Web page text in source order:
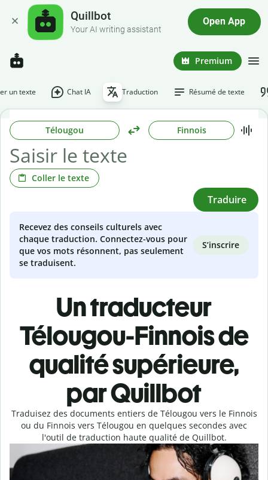
Quillbot
Your AI writing assistant
Open App
Premium
un texte Chat IA Traduction Résumé de texte
Télougou Finnois
Coller le texte
Traduire
Recevez des conseils culturels avec
chaque traduction. Connectez-vous pour
que vos mots résonnent, pas seulement
se traduisent.
S’inscrire
Un traducteur
Télougou-Finnois de
qualité supérieure,
par Quillbot
Traduisez des documents entiers de Télougou vers le Finnois
ou du Finnois vers Télougou en quelques secondes avec
l'outil de traduction haute qualité de Quillbot.